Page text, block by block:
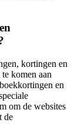
kortingen en
komen aan
en
om de websites
de